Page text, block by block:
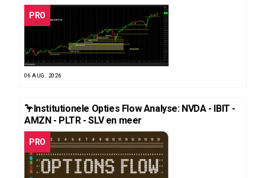
PRO
06 AUG. 2026
🦩Institutionele Opties Flow Analyse: NVDA - IBIT -
AMZN - PLTR - SLV en meer
PRO